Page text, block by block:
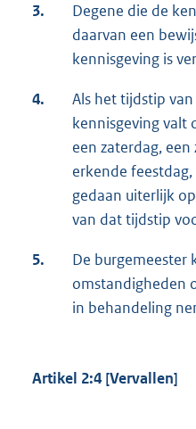
3.
Degene die de
daarvan een
kennisgeving is
4.
Als het tijdstip
kennisgeving valt
een zaterdag,
erkende
gedaan uiterlijk
van dat tijdstip
5.
De burgemeester
omstandigheden
in behandeling
Artikel 2:4 [Vervallen]